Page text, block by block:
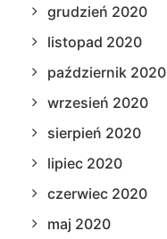
grudzień 2020
listopad 2020
październik 2020
wrzesień 2020
sierpień 2020
lipiec 2020
czerwiec 2020
maj 2020